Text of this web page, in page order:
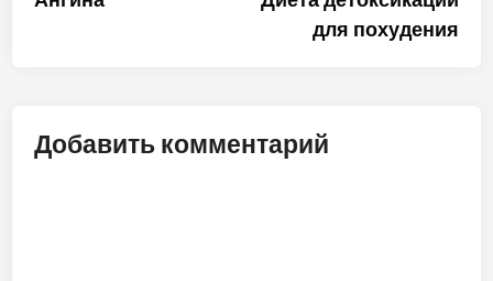
по
для похудения
Добавить комментарий